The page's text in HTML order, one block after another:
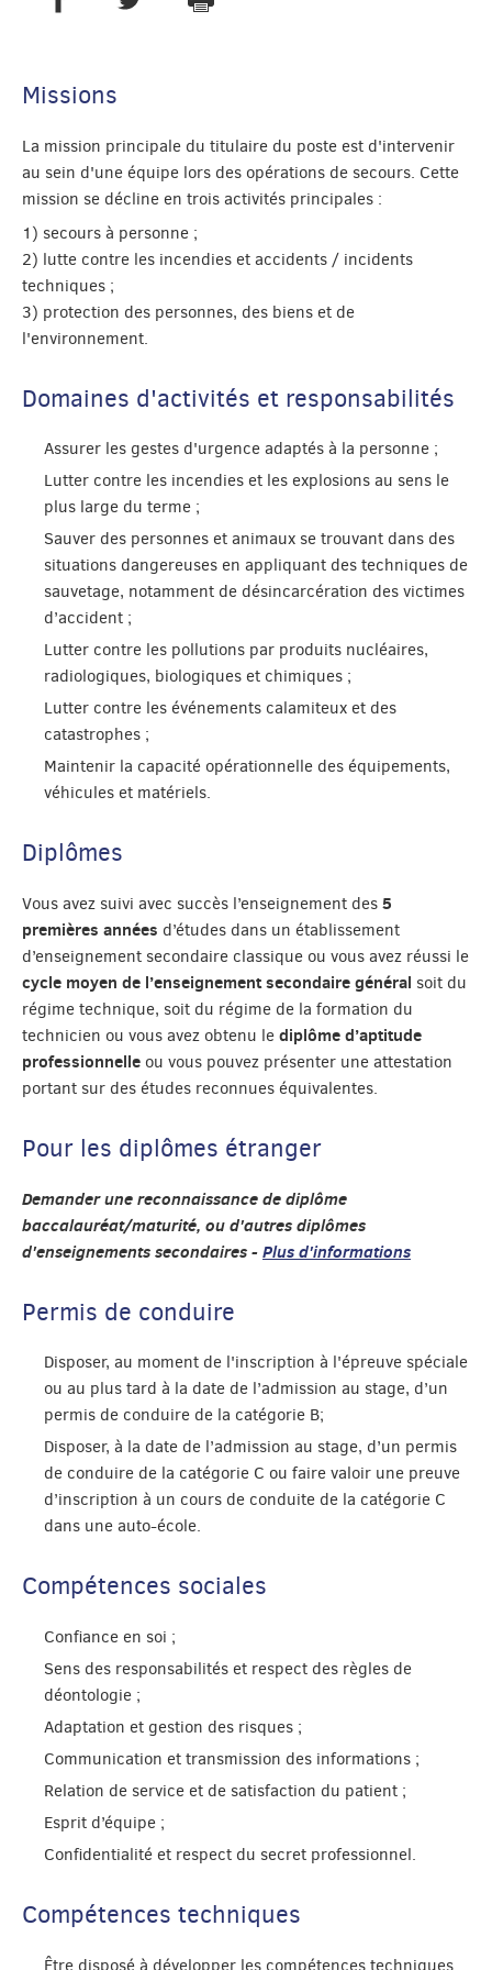
Missions
La mission principale du titulaire du poste est d'intervenir
au sein d'une équipe lors des opérations de secours. Cette
mission se décline en trois activités principales :
1) secours à personne ;
2) lutte contre les incendies et accidents / incidents
techniques ;
3) protection des personnes, des biens et de
l'environnement.
Domaines d'activités et responsabilités
Assurer les gestes d'urgence adaptés à la personne ;
Lutter contre les incendies et les explosions au sens le
plus large du terme ;
Sauver des personnes et animaux se trouvant dans des
situations dangereuses en appliquant des techniques de
sauvetage, notamment de désincarcération des victimes
d’accident ;
Lutter contre les pollutions par produits nucléaires,
radiologiques, biologiques et chimiques ;
Lutter contre les événements calamiteux et des
catastrophes ;
Maintenir la capacité opérationnelle des équipements,
véhicules et matériels.
Diplômes
Vous avez suivi avec succès l’enseignement des 5
premières années d’études dans un établissement
d’enseignement secondaire classique ou vous avez réussi le
cycle moyen de l’enseignement secondaire général soit du
régime technique, soit du régime de la formation du
technicien ou vous avez obtenu le diplôme d’aptitude
professionnelle ou vous pouvez présenter une attestation
portant sur des études reconnues équivalentes.
Pour les diplômes étranger
Demander une reconnaissance de diplôme
baccalauréat/maturité, ou d'autres diplômes
d'enseignements secondaires -Plus d'informations
Permis de conduire
Disposer, au moment de l'inscription à l'épreuve spéciale
ou au plus tard à la date de l’admission au stage, d’un
permis de conduire de la catégorie B;
Disposer, à la date de l’admission au stage, d’un permis
de conduire de la catégorie C ou faire valoir une preuve
d’inscription à un cours de conduite de la catégorie C
dans une auto-école.
Compétences sociales
Confiance en soi ;
Sens des responsabilités et respect des règles de
déontologie ;
Adaptation et gestion des risques ;
Communication et transmission des informations ;
Relation de service et de satisfaction du patient ;
Esprit d’équipe ;
Confidentialité et respect du secret professionnel.
Compétences techniques
Être disposé à développer les compétences techniques